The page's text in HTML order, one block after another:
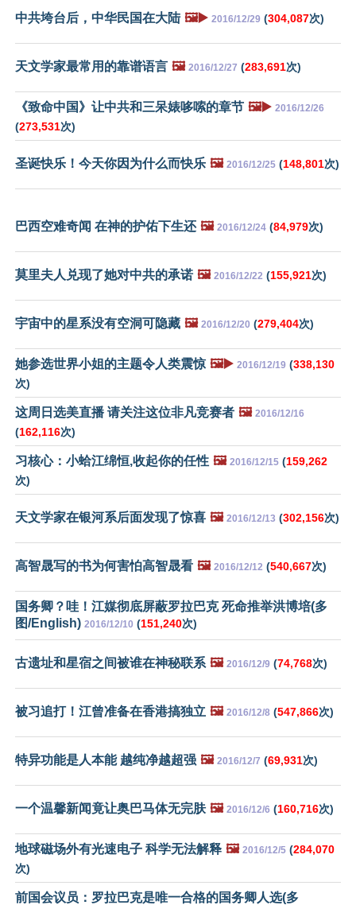
中共垮台后，中华民国在大陆 🖼️▶️ 2016/12/29 (304,087次)
天文学家最常用的靠谱语言 🖼️ 2016/12/27 (283,691次)
《致命中国》让中共和三呆婊哆嗦的章节 🖼️▶️ 2016/12/26
(273,531次)
圣诞快乐！今天你因为什么而快乐 🖼️ 2016/12/25 (148,801次)
巴西空难奇闻 在神的护佑下生还 🖼️ 2016/12/24 (84,979次)
莫里夫人兑现了她对中共的承诺 🖼️ 2016/12/22 (155,921次)
宇宙中的星系没有空洞可隐藏 🖼️ 2016/12/20 (279,404次)
她参选世界小姐的主题令人类震惊 🖼️▶️ 2016/12/19 (338,130
次)
这周日选美直播 请关注这位非凡竞赛者 🖼️ 2016/12/16
(162,116次)
习核心：小蛤江绵恒,收起你的任性 🖼️ 2016/12/15 (159,262
次)
天文学家在银河系后面发现了惊喜 🖼️ 2016/12/13 (302,156次)
高智晟写的书为何害怕高智晟看 🖼️ 2016/12/12 (540,667次)
国务卿？哇！江媒彻底屏蔽罗拉巴克 死命推举洪博培(多
图/English) 2016/12/10 (151,240次)
古遗址和星宿之间被谁在神秘联系 🖼️ 2016/12/9 (74,768次)
被习追打！江曾准备在香港搞独立 🖼️ 2016/12/8 (547,866次)
特异功能是人本能 越纯净越超强 🖼️ 2016/12/7 (69,931次)
一个温馨新闻竟让奥巴马体无完肤 🖼️ 2016/12/6 (160,716次)
地球磁场外有光速电子 科学无法解释 🖼️ 2016/12/5 (284,070
次)
前国会议员：罗拉巴克是唯一合格的国务卿人选(多